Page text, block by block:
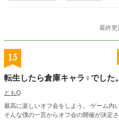
最終更
15
転生したら倉庫キャラ♀でした。
ともQ
最高に楽しいオフ会をしよう。 ゲーム内いつものギルドメンバーとの会話中、
そんな僕の一言からオフ会の開催が決定